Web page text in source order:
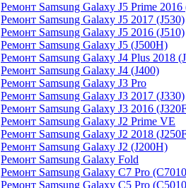
Ремонт Samsung Galaxy J5 Prime 2016
Ремонт Samsung Galaxy J5 2017 (J530)
Ремонт Samsung Galaxy J5 2016 (J510)
Ремонт Samsung Galaxy J5 (J500H)
Ремонт Samsung Galaxy J4 Plus 2018
Ремонт Samsung Galaxy J4 (J400)
Ремонт Samsung Galaxy J3 Pro
Ремонт Samsung Galaxy J3 2017 (J330)
Ремонт Samsung Galaxy J3 2016
Ремонт Samsung Galaxy J2 Prime VE
Ремонт Samsung Galaxy J2 2018
Ремонт Samsung Galaxy J2 (J200H)
Ремонт Samsung Galaxy Fold
Ремонт Samsung Galaxy C7 Pro
Ремонт Samsung Galaxy C5 Pro